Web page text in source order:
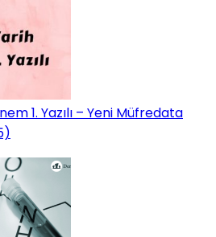
1. Yazılı – Yeni Müfredata